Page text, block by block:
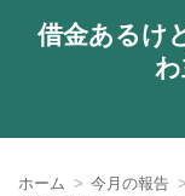
借金あるけ
ホーム
今月の報告